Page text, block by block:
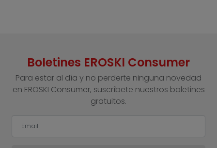
Boletines EROSKI Consumer
Para estar al día y no perderte ninguna novedad
en EROSKI Consumer, suscríbete nuestros boletines
gratuitos.